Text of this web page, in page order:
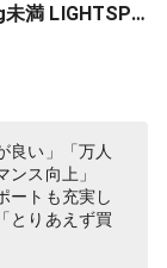
満 LIGHTSPE
ー POWERPLA
ミング マウス
良い」「万人
ス向上」
ートも充実し
とりあえず買